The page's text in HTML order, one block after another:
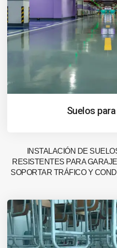
Suelos
INSTALACIÓN DE
RESISTENTES PARA
SOPORTAR TRÁFICO Y